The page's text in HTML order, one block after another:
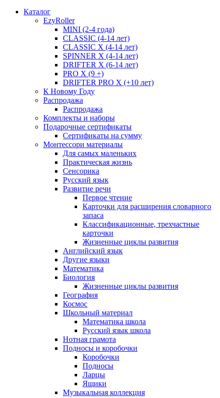
Каталог
EzyRoller
MINI (2-4 года)
CLASSIC (4-14 лет)
CLASSIC X (4-14 лет)
SPINNER X (4-14 лет)
DRIFTER X (6-14 лет)
PRO X (9 +)
DRIFTER PRO X (+10 лет)
К Новому Году
Распродажа
Распродажа
Комплекты и наборы
Подарочные сертификаты
Сертификаты на сумму
Монтессори материалы
Для самых маленьких
Практическая жизнь
Сенсорика
Русский язык
Развитие речи
Первое чтение
Карточки для расширения словарного
запаса
Классификационные, трехчастные
карточки
Жизненные циклы развития
Английский язык
Другие языки
Математика
Биология
Жизненные циклы развития
География
Космос
Школьный материал
Математика школа
Русский язык школа
Нотная грамота
Подносы и коробочки
Коробочки
Подносы
Ларцы
Ящики
Музыкальная коллекция